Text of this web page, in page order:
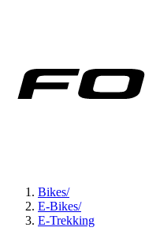
Bikes/
E-Bikes/
E-Trekking